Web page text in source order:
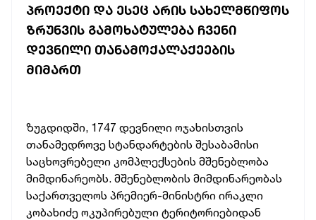
ᲞᲠᲝᲔᲥᲢᲘ ᲓᲐ ᲔᲡᲔᲪ ᲐᲠᲘᲡ ᲡᲐᲮᲔᲚᲛᲬᲘᲤᲝᲡ
ᲖᲠᲣᲜᲕᲘᲡ ᲒᲐᲛᲝᲮᲐᲢᲣᲚᲔᲑᲐ ᲩᲕᲔᲜᲘ
ᲓᲔᲕᲜᲘᲚᲘ ᲗᲐᲜᲐᲛᲝᲥᲐᲚᲐᲥᲔᲔᲑᲘᲡ
ᲛᲘᲛᲐᲠᲗ
ზუგდიდში, 1747 დევნილი ოჯახისთვის
თანამედროვე სტანდარტების შესაბამისი
საცხოვრებელი კომპლექსების მშენებლობა
მიმდინარეობს. მშენებლობის მიმდინარეობას
საქართველოს პრემიერ-მინისტრი ირაკლი
კობახიძე ოკუპირებული ტერიტორიებიდან